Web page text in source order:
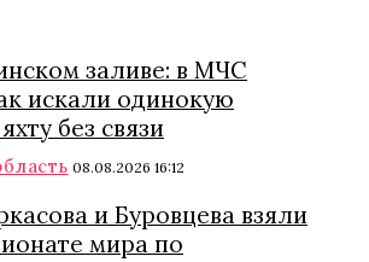
заливе: в МЧС
искали одинокую
без связи
08.08.2026 16:12
и Буровцева взяли
мира по